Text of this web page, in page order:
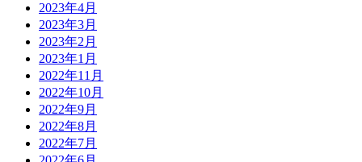
2023年4月
2023年3月
2023年2月
2023年1月
2022年11月
2022年10月
2022年9月
2022年8月
2022年7月